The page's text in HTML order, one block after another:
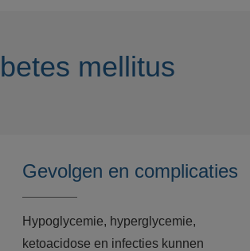
mellitus
Gevolgen en complicaties
Hypoglycemie, hyperglycemie,
ketoacidose en infecties kunnen